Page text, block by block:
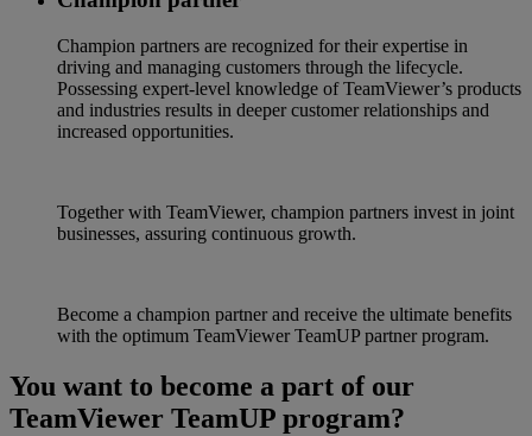
Champion partners are recognized for their expertise in
driving and managing customers through the lifecycle.
Possessing expert-level knowledge of TeamViewer’s products
and industries results in deeper customer relationships and
increased opportunities.
Together with TeamViewer, champion partners invest in joint
businesses, assuring continuous growth.
Become a champion partner and receive the ultimate benefits
with the optimum TeamViewer TeamUP partner program.
You want to become a part of our
TeamViewer TeamUP program?